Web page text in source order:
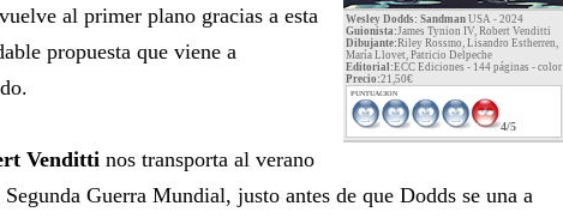
Wesley Dodds: Sandman USA - 2024
Guionista:James Tynion IV, Robert Venditti
Dibujante:Riley Rossmo, Lisandro Estherren,
María Llovet, Patricio Delpeche
Editorial:ECC Ediciones - 144 páginas - color
Precio:21,50€
PUNTUACION
4/5
al primer plano gracias a esta
propuesta que viene a
Venditti nos transporta al verano
Guerra Mundial, justo antes de que Dodds se una a